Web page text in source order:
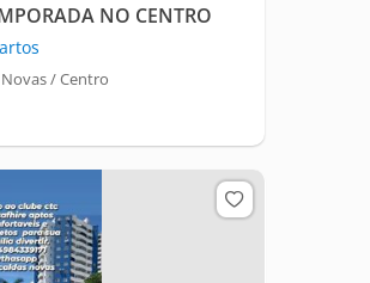
NO CENTRO
/ Centro